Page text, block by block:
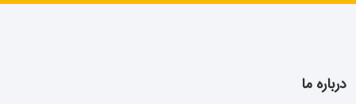
درباره ما